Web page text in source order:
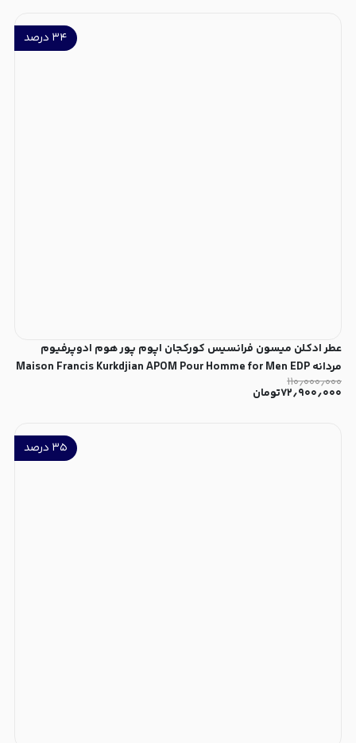
۳۴ درصد
عطر ادکلن میسون فرانسیس کورکجان اپوم پور هوم ادوپرفیوم
مردانه Maison Francis Kurkdjian APOM Pour Homme for Men EDP
۱۱۰٫۰۰۰٫۰۰۰
۷۲٫۹۰۰٫۰۰۰تومان
۳۵ درصد